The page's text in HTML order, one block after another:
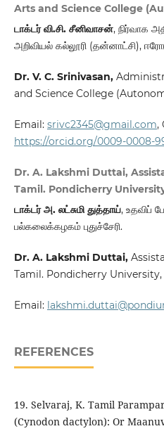
Arts and Science College
டாக்டர் வி.சி. சீனிவாசன், நிர்வாக
அறிவியல் கல்லூரி (தன்னாட்சி),
Dr. V. C. Srinivasan,
and Science College
Email: srivc2345@gmail.com,
https://orcid.org/0009-0008-
Dr. A. Lakshmi Duttai,
Tamil. Pondicherry
டாக்டர் அ. லட்சுமி துத்தாய், உதவிப்
பல்கலைக்கழகம் புதுச்சேரி.
Dr. A. Lakshmi Duttai,
Tamil. Pondicherry
Email:
REFERENCES
19. Selvaraj, K. Tamil
(Cynodon dactylon): Or